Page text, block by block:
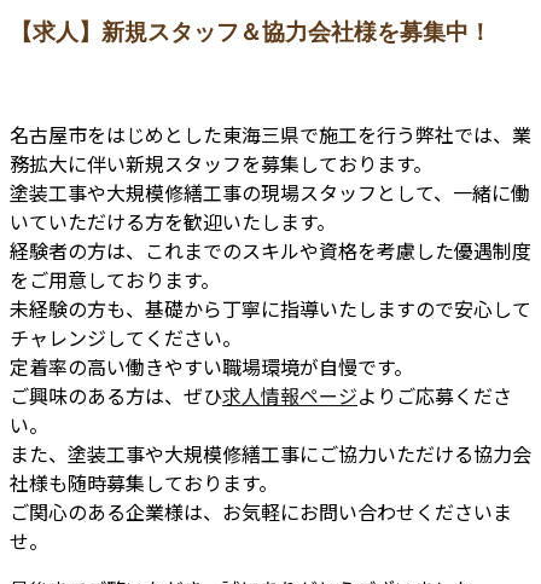
【求人】新規スタッフ＆協力会社様を募集中！
名古屋市をはじめとした東海三県で施工を行う弊社では、業
務拡大に伴い新規スタッフを募集しております。
塗装工事や大規模修繕工事の現場スタッフとして、一緒に働
いていただける方を歓迎いたします。
経験者の方は、これまでのスキルや資格を考慮した優遇制度
をご用意しております。
未経験の方も、基礎から丁寧に指導いたしますので安心して
チャレンジしてください。
定着率の高い働きやすい職場環境が自慢です。
ご興味のある方は、ぜひ求人情報ページよりご応募くださ
い。
また、塗装工事や大規模修繕工事にご協力いただける協力会
社様も随時募集しております。
ご関心のある企業様は、お気軽にお問い合わせくださいま
せ。